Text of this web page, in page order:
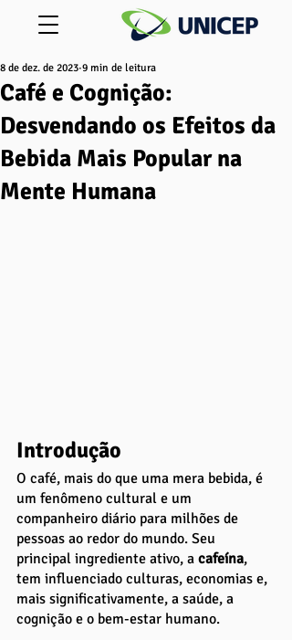
Café e Cognição:
Desvendando os Efeitos da
Bebida Mais Popular na
Mente Humana
8 de dez. de 2023 9 min de leitura
Introdução
O café, mais do que uma mera bebida, é
um fenômeno cultural e um
companheiro diário para milhões de
pessoas ao redor do mundo. Seu
principal ingrediente ativo, a cafeína,
tem influenciado culturas, economias e,
mais significativamente, a saúde, a
cognição e o bem-estar humano.